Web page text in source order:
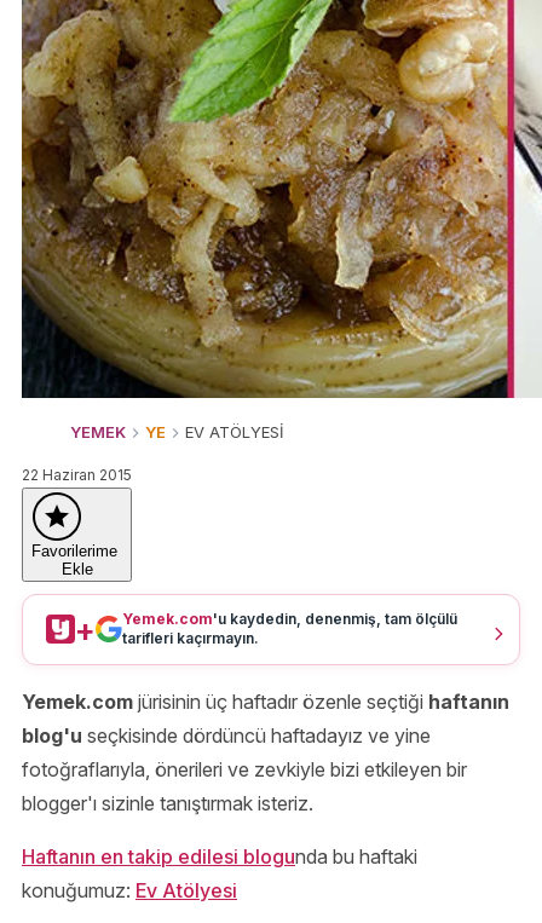
YEMEK YE EV ATÖLYESİ
22 Haziran 2015
Favorilerime
Ekle
+ Yemek.com'u kaydedin, denenmiş, tam ölçülü
tarifleri kaçırmayın.
Yemek.com jürisinin üç haftadır özenle seçtiği haftanın
blog'u seçkisinde dördüncü haftadayız ve yine
fotoğraflarıyla, önerileri ve zevkiyle bizi etkileyen bir
blogger'ı sizinle tanıştırmak isteriz.
Haftanın en takip edilesi blogunda bu haftaki
konuğumuz: Ev Atölyesi